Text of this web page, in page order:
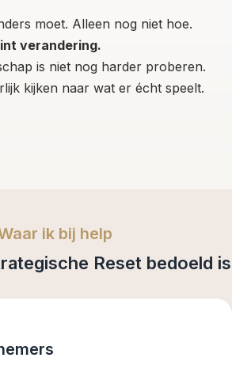
moet. Alleen nog niet hoe.
verandering.
is niet nog harder proberen.
kijken naar wat er écht speelt.
ik bij help
Reset bedoeld is